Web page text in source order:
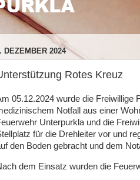
DEZEMBER 2024
Rotes Kreuz
05.12.2024 wurde die Freiwillige
Notfall aus einer
Unterpurkla und die
für die Drehleiter vor und
den Boden gebracht und dem
dem Einsatz wurden die